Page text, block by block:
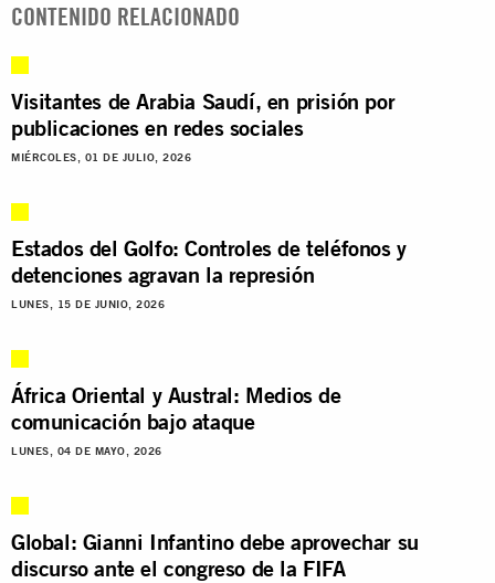
CONTENIDO RELACIONADO
Visitantes de Arabia Saudí, en prisión por
publicaciones en redes sociales
MIÉRCOLES, 01 DE JULIO, 2026
Estados del Golfo: Controles de teléfonos y
detenciones agravan la represión
LUNES, 15 DE JUNIO, 2026
África Oriental y Austral: Medios de
comunicación bajo ataque
LUNES, 04 DE MAYO, 2026
Global: Gianni Infantino debe aprovechar su
discurso ante el congreso de la FIFA